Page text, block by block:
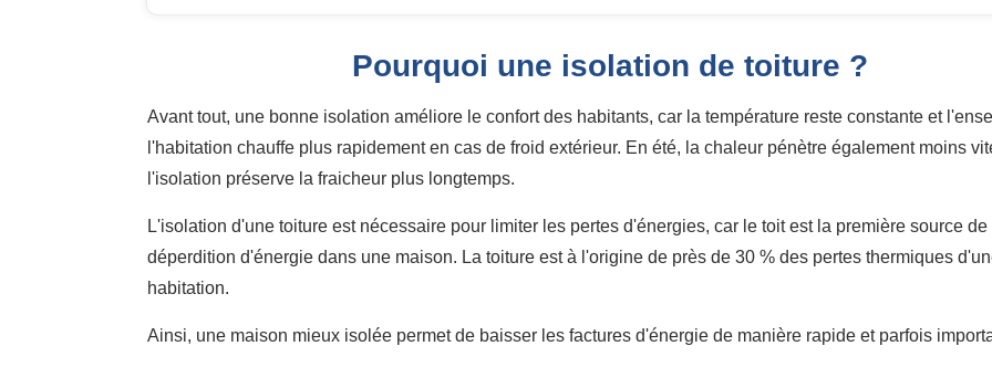
Pourquoi une isolation de toiture ?
Avant tout, une bonne isolation améliore le confort des habitants, car la température reste constante et
l'habitation chauffe plus rapidement en cas de froid extérieur. En été, la chaleur pénètre également moins
l'isolation préserve la fraicheur plus longtemps.
L'isolation d'une toiture est nécessaire pour limiter les pertes d'énergies, car le toit est la première source de
déperdition d'énergie dans une maison. La toiture est à l'origine de près de 30 % des pertes thermiques
habitation.
Ainsi, une maison mieux isolée permet de baisser les factures d'énergie de manière rapide et parfois